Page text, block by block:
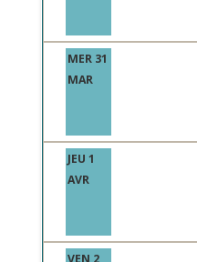
MER 31
MAR
JEU 1
AVR
VEN 2